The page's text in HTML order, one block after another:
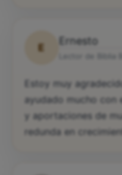
E
Ernesto
Estoy muy
ayudado mucho con
y aportaciones de
redunda en